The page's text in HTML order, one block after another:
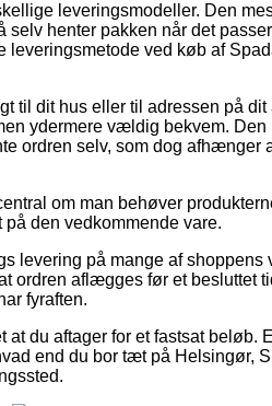
leveringsmodeller. Den
henter pakken når det
ved køb af
til dit hus eller til adressen på dit
ydermere vældig bekvem.
ordren selv, som dog afhænger
om man behøver
den vedkommende vare.
levering på mange af shoppens
ordren aflægges før et besluttet
fyraften.
du aftager for et fastsat beløb.
end du bor tæt på Helsingør,